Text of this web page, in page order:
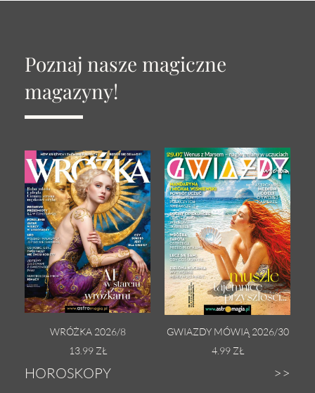
Poznaj nasze magiczne
magazyny!
WRÓŻKA 2026/8
13.99 ZŁ
GWIAZDY MÓWIĄ 2026/30
4.99 ZŁ
HOROSKOPY